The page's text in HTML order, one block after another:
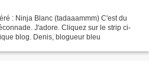
: Ninja Blanc (tadaaammm) C'est du
J'adore. Cliquez sur le strip ci-
blog. Denis, blogueur bleu